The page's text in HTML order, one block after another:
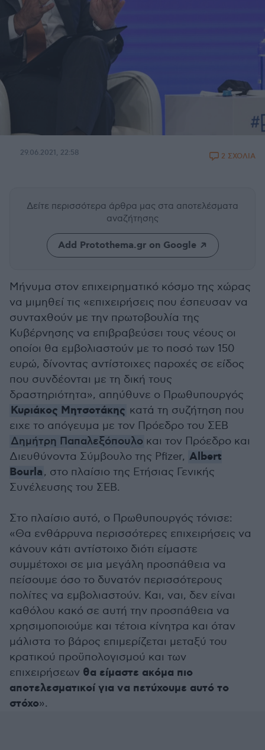
29.06.2021, 22:58 2 ΣΧΟΛΙΑ
Δείτε περισσότερα άρθρα μας στα αποτελέσματα
αναζήτησης
Add Protothema.gr on Google
Μήνυμα στον επιχειρηματικό κόσμο της χώρας
να μιμηθεί τις «επιχειρήσεις που έσπευσαν να
συνταχθούν με την πρωτοβουλία της
Κυβέρνησης να επιβραβεύσει τους νέους οι
οποίοι θα εμβολιαστούν με το ποσό των 150
ευρώ, δίνοντας αντίστοιχες παροχές σε είδος
που συνδέονται με τη δική τους
δραστηριότητα», απηύθυνε ο Πρωθυπουργός
Κυριάκος Μητσοτάκης κατά τη συζήτηση που
ειχε το απόγευμα με τον Πρόεδρο του ΣΕΒ
Δημήτρη Παπαλεξόπουλο και τον Πρόεδρο και
Διευθύνοντα Σύμβουλο της Pfizer, Albert
Bourla, στο πλαίσιο της Ετήσιας Γενικής
Συνέλευσης του ΣΕΒ.
Στο πλαίσιο αυτό, ο Πρωθυπουργός τόνισε:
«Θα ενθάρρυνα περισσότερες επιχειρήσεις να
κάνουν κάτι αντίστοιχο διότι είμαστε
συμμέτοχοι σε μια μεγάλη προσπάθεια να
πείσουμε όσο το δυνατόν περισσότερους
πολίτες να εμβολιαστούν. Και, ναι, δεν είναι
καθόλου κακό σε αυτή την προσπάθεια να
χρησιμοποιούμε και τέτοια κίνητρα και όταν
μάλιστα το βάρος επιμερίζεται μεταξύ του
κρατικού προϋπολογισμού και των
επιχειρήσεων θα είμαστε ακόμα πιο
αποτελεσματικοί για να πετύχουμε αυτό το
στόχο».